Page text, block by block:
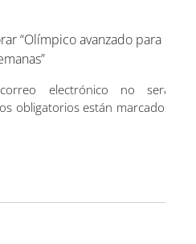
“Olímpico avanzado para
electrónico no será
obligatorios están marcados